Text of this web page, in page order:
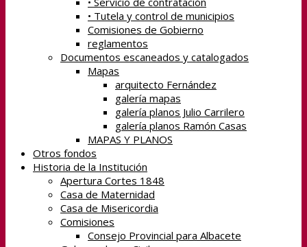
• Tutela y control de municipios
Comisiones de Gobierno
reglamentos
Documentos escaneados y catalogados
Mapas
arquitecto Fernández
galería mapas
galería planos Julio Carrilero
galería planos Ramón Casas
MAPAS Y PLANOS
Otros fondos
Historia de la Institución
Apertura Cortes 1848
Casa de Maternidad
Casa de Misericordia
Comisiones
Consejo Provincial para Albacete